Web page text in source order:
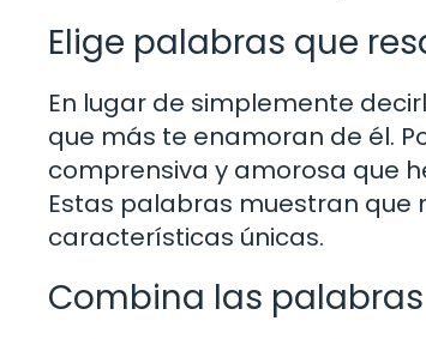
Elige palabras que
En lugar de simplemente
que más te enamoran de él.
comprensiva y amorosa que
Estas palabras muestran que
características únicas.
Combina las